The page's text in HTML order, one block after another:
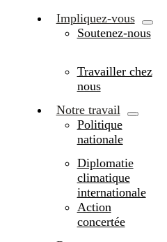
Impliquez-vous
Soutenez-nous
Travailler chez
nous
Notre travail
Politique
nationale
Diplomatie
climatique
internationale
Action
concertée